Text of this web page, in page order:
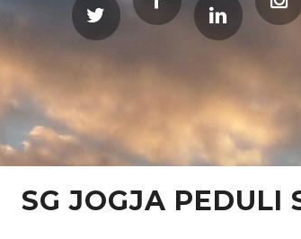
SG JOGJA PEDULI